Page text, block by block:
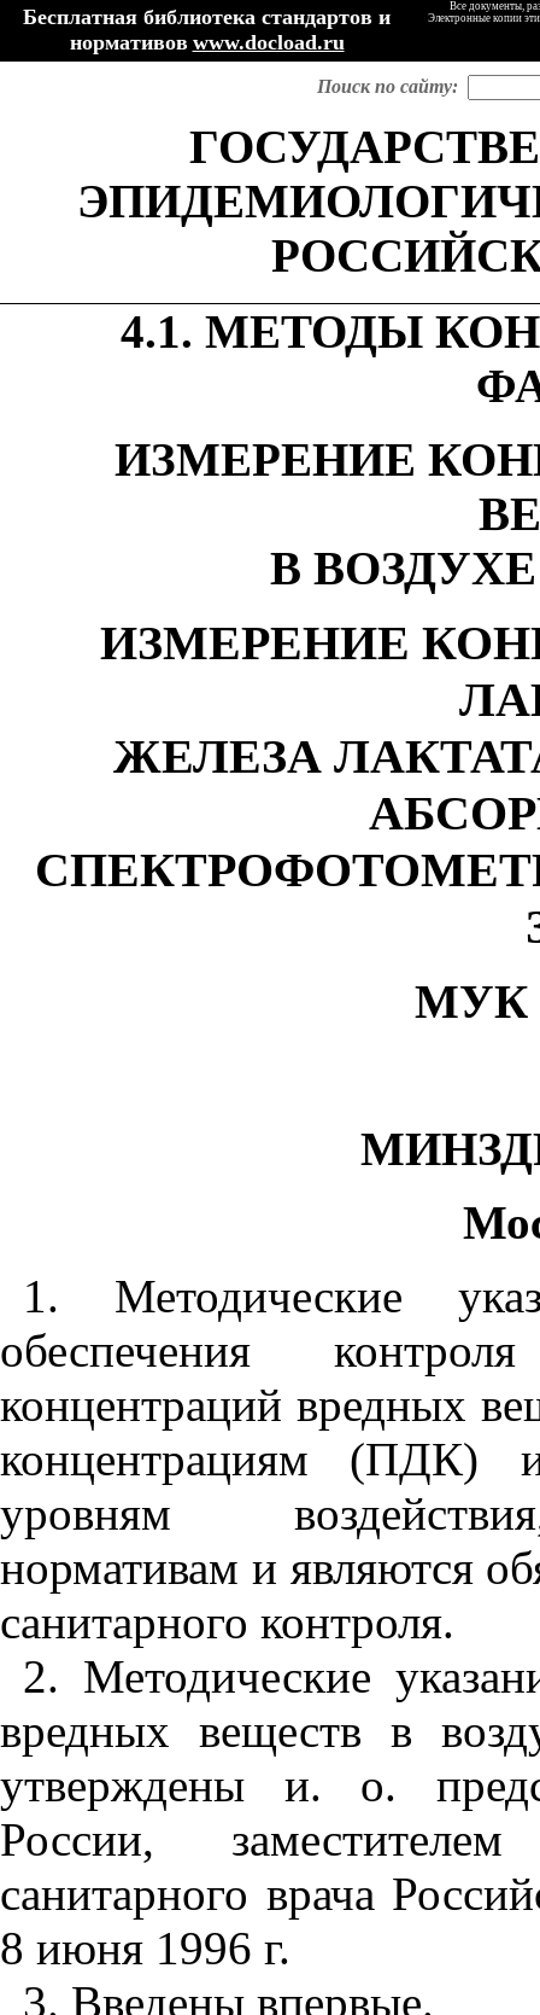
Бесплатная библиотека стандартов и
нормативов www.docload.ru
Все документы,
Электронные копии
Поиск по сайту:
4.1. МЕТОДЫ
ИЗМЕРЕНИЕ
В
ИЗМЕРЕНИЕ
ЖЕЛЕЗА
МУК
1. Методические
обеспечения
концентраций вредных
концентрациям (ПДК) и
уровням
нормативам и являются
санитарного контроля.
2. Методические
вредных веществ в
утверждены и. о.
России,
санитарного врача
8 июня 1996 г.
3. Введены впервые.